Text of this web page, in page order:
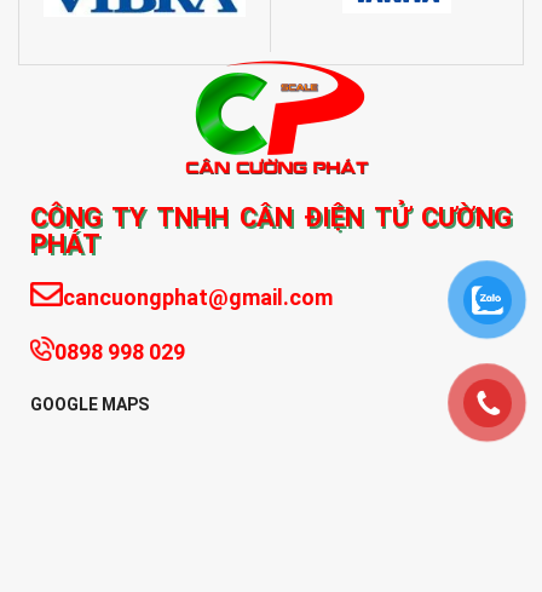
CÔNG TY TNHH CÂN ĐIỆN TỬ CƯỜNG
PHÁT
cancuongphat@gmail.com
0898 998 029
GOOGLE MAPS